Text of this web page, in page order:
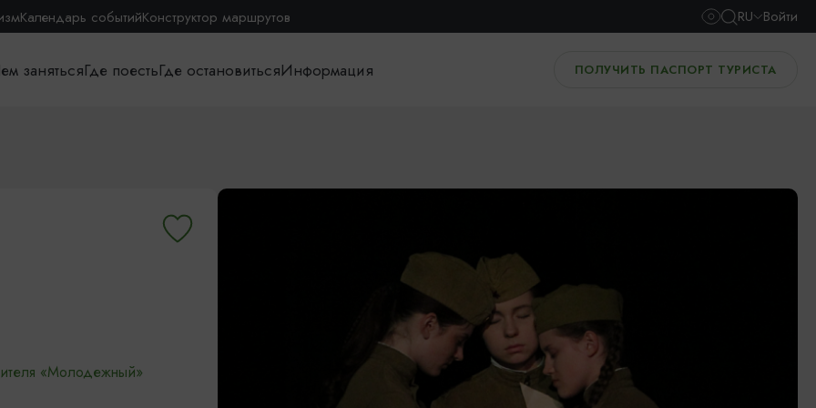
Календарь событийКонструктор маршрутов RU Войти
занятьсяГде поестьГде остановитьсяИнформация ПОЛУЧИТЬ ПАСПОРТ ТУРИСТА
«Молодежный»